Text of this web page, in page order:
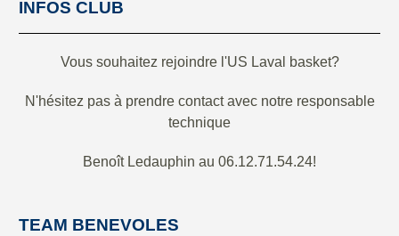
INFOS CLUB
Vous souhaitez rejoindre l'US Laval basket?
N'hésitez pas à prendre contact avec notre responsable
technique
Benoît Ledauphin au 06.12.71.54.24!
TEAM BENEVOLES